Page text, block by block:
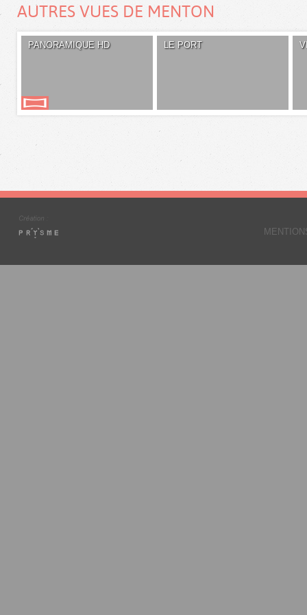
AUTRES VUES DE MENTON
PANORAMIQUE HD LE PORT